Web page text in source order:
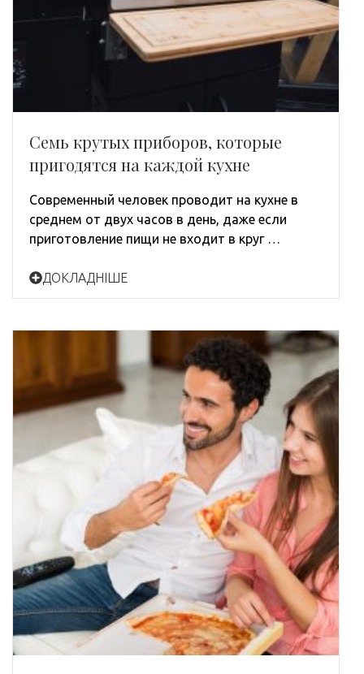
Семь крутых приборов, которые
пригодятся на каждой кухне
Современный человек проводит на кухне в
среднем от двух часов в день, даже если
приготовление пищи не входит в круг …
ДОКЛАДНІШЕ